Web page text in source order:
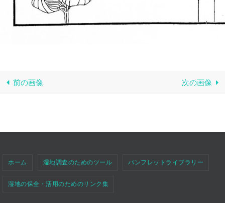
前の画像 次の画像
ホーム 湿地調査のためのツール パンフレットライブラリー
湿地の保全・活用のためのリンク集